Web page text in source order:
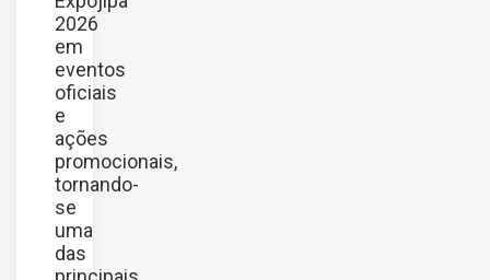
2026
em
eventos
oficiais
e
ações
promocionais,
tornando-
se
uma
das